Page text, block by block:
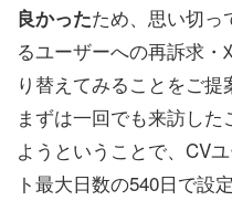
良かったため、思い切っ
るユーザーへの再訴求
り替えてみることをご提
まずは一回でも来訪し
ようということで、CV
ト最大日数の540日で設